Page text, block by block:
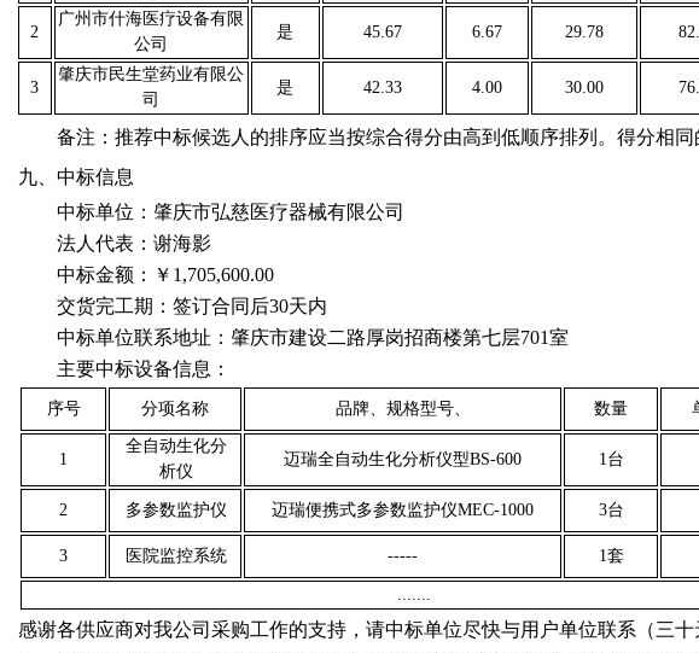
2
广州市什海医疗设备有限
公司
是 45.67 6.67 29.78
3
肇庆市民生堂药业有限公
司
是 42.33 4.00 30.00
备注：推荐中标候选人的排序应当按综合得分由高到低顺序排列。得分相
九、中标信息
中标单位：肇庆市弘慈医疗器械有限公司
法人代表：谢海影
中标金额：￥1,705,600.00
交货完工期：签订合同后30天内
中标单位联系地址：肇庆市建设二路厚岗招商楼第七层701室
主要中标设备信息：
序号 分项名称 品牌、规格型号、 数量
1
全自动生化分
析仪
迈瑞全自动生化分析仪型BS-600 1台
2 多参数监护仪 迈瑞便携式多参数监护仪MEC-1000 3台
3 医院监控系统 ----- 1套
.......
感谢各供应商对我公司采购工作的支持，请中标单位尽快与用户单位联系（三